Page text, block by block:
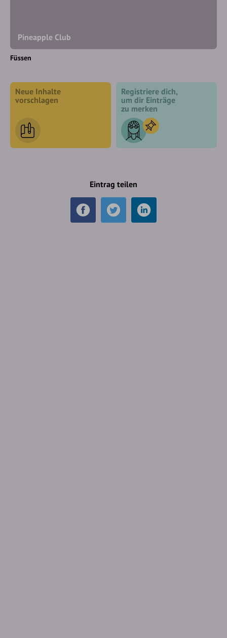
Pineapple Club
Füssen
Neue Inhalte
vorschlagen
Registriere dich,
um dir Einträge
zu merken
Eintrag teilen